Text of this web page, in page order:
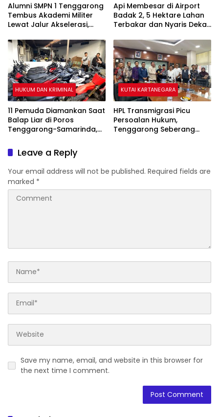
Alumni SMPN 1 Tenggarong
Tembus Akademi Militer
Lewat Jalur Akselerasi,
Api Membesar di Airport
Badak 2, 5 Hektare Lahan
Terbakar dan Nyaris Dekati
HUKUM DAN KRIMINAL
11 Pemuda Diamankan Saat
Balap Liar di Poros
Tenggarong-Samarinda,
Bulan
KUTAI KARTANEGARA
HPL Transmigrasi Picu
Persoalan Hukum,
Tenggarong Seberang
Leave a Reply
Your email address will not be published. Required fields are
marked *
Save my name, email, and website in this browser for
the next time I comment.